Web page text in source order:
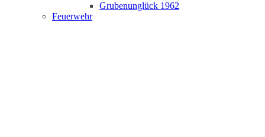
Grubenunglück 1962
Feuerwehr